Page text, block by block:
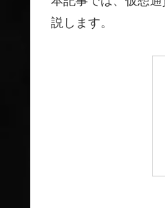
説します。